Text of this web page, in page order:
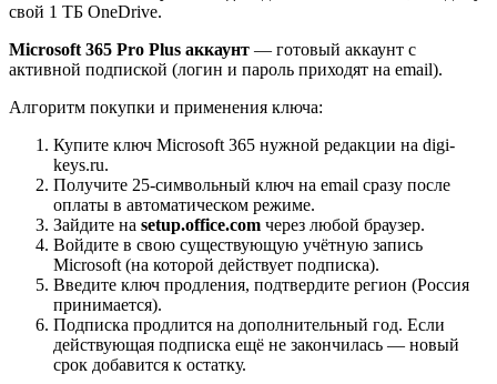
свой 1 ТБ OneDrive.
Microsoft 365 Pro Plus аккаунт — готовый аккаунт с
активной подпиской (логин и пароль приходят на email).
Алгоритм покупки и применения ключа:
Купите ключ Microsoft 365 нужной редакции на digi-
keys.ru.
Получите 25-символьный ключ на email сразу после
оплаты в автоматическом режиме.
Зайдите на setup.office.com через любой браузер.
Войдите в свою существующую учётную запись
Microsoft (на которой действует подписка).
Введите ключ продления, подтвердите регион (Россия
принимается).
Подписка продлится на дополнительный год. Если
действующая подписка ещё не закончилась — новый
срок добавится к остатку.